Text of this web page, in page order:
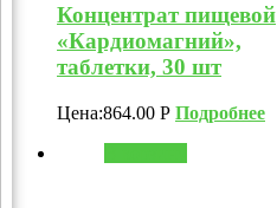
Концентрат пищевой
«Кардиомагний»,
таблетки, 30 шт
Цена:864.00 Р Подробнее